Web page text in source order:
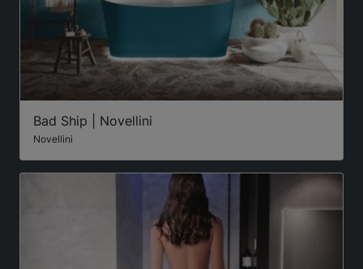
Bad Ship | Novellini
Novellini